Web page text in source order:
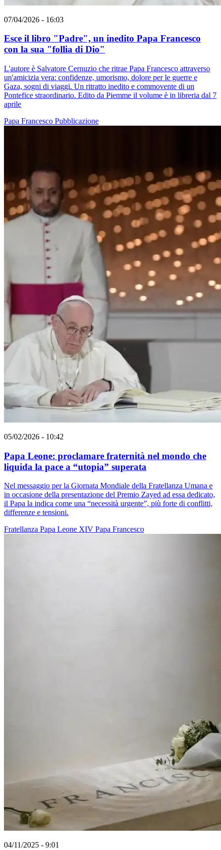
07/04/2026 - 16:03
Esce il libro "Padre", un inedito Papa Francesco
con la sua "follia di Dio"
L'autore è Salvatore Cernuzio che ritrae Papa Francesco attraverso
un'amicizia vera: confidenze, umorismo, dolore per le guerre e
Gaza, sogni di viaggi. Un ritratto inedito e commovente di un
Pontefice straordinario. Edito da Piemme il volume è in libreria dal 7
aprile
Papa Francesco Pubblicazione
05/02/2026 - 10:42
Papa Leone: proclamare fraternità nel mondo che
liquida la pace a “utopia” superata
Nel messaggio per la Giornata Mondiale della Fratellanza Umana e
in occasione della presentazione del Premio Zayed ad essa dedicato,
il Papa la indica come una “necessità urgente”, più forte di conflitti,
differenze e tensioni.
Fratellanza Papa Leone XIV Papa Francesco
04/11/2025 - 9:01